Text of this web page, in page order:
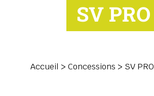
SV PRO
Accueil > Concessions > SV PRO